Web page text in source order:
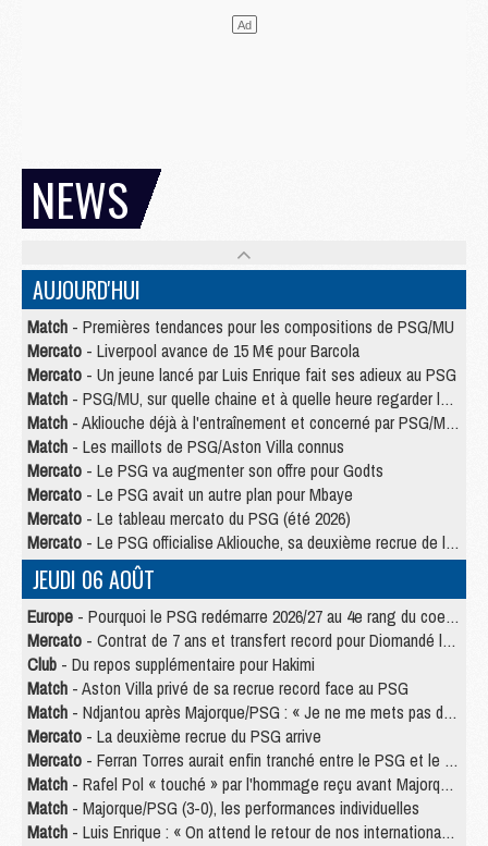
NEWS
AUJOURD'HUI
Match - Premières tendances pour les compositions de PSG/MU
Mercato - Liverpool avance de 15 M€ pour Barcola
Mercato - Un jeune lancé par Luis Enrique fait ses adieux au PSG
Match - PSG/MU, sur quelle chaine et à quelle heure regarder le match ?
Match - Akliouche déjà à l'entraînement et concerné par PSG/MU ?
Match - Les maillots de PSG/Aston Villa connus
Mercato - Le PSG va augmenter son offre pour Godts
Mercato - Le PSG avait un autre plan pour Mbaye
Mercato - Le tableau mercato du PSG (été 2026)
Mercato - Le PSG officialise Akliouche, sa deuxième recrue de l’été
JEUDI 06 AOÛT
Europe - Pourquoi le PSG redémarre 2026/27 au 4e rang du coefficient UEFA
Mercato - Contrat de 7 ans et transfert record pour Diomandé loin du PSG
Club - Du repos supplémentaire pour Hakimi
Match - Aston Villa privé de sa recrue record face au PSG
Match - Ndjantou après Majorque/PSG : « Je ne me mets pas de plafond »
Mercato - La deuxième recrue du PSG arrive
Mercato - Ferran Torres aurait enfin tranché entre le PSG et le Barça
Match - Rafel Pol « touché » par l'hommage reçu avant Majorque/PSG
Match - Majorque/PSG (3-0), les performances individuelles
Match - Luis Enrique : « On attend le retour de nos internationaux »